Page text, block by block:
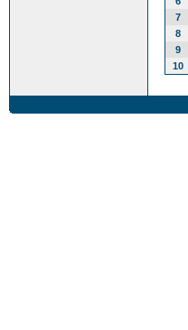
7
8
9
10